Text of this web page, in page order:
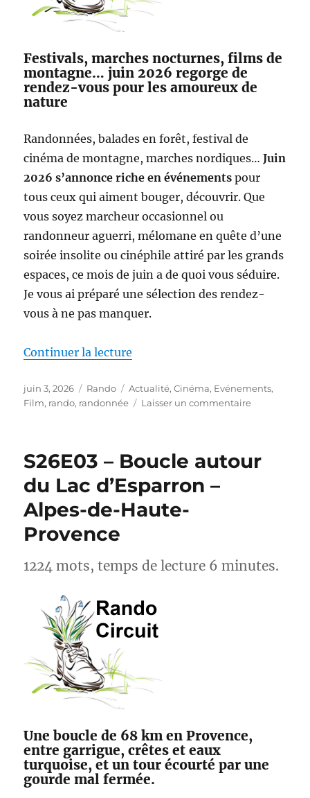
Festivals, marches nocturnes, films de
montagne… juin 2026 regorge de
rendez-vous pour les amoureux de
nature
Randonnées, balades en forêt, festival de
cinéma de montagne, marches nordiques…Juin
2026 s’annonce riche en événements pour
tous ceux qui aiment bouger, découvrir. Que
vous soyez marcheur occasionnel ou
randonneur aguerri, mélomane en quête d’une
soirée insolite ou cinéphile attiré par les grands
espaces, ce mois de juin a de quoi vous séduire.
Je vous ai préparé une sélection des rendez-
vous à ne pas manquer.
Continuer la lecture
Publié
le
juin 3, 2026 Catégories
Rando Étiquettes
Actualité,Cinéma, Evénements,
Film, rando, randonnée Laisser un commentairesur
mois-
S26E03 – Boucle autour
du Lac d’Esparron –
Alpes-de-Haute-
Provence
1224 mots, temps de lecture 6 minutes.
Une boucle de 68 km en Provence,
entre garrigue, crêtes et eaux
turquoise, et un tour écourté par une
gourde mal fermée.